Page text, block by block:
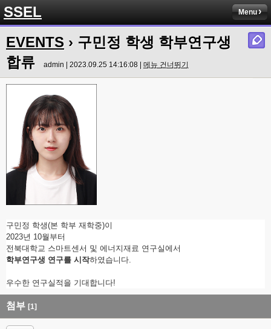
SSEL Menu
EVENTS › 구민정 학생 학부연구생
합류
admin | 2023.09.25 14:16:08 | 메뉴 건너뛰기
구민정 학생(본 학부 재학중)이
2023년 10월부터
전북대학교 스마트센서 및 에너지재료 연구실에서
학부연구생 연구를 시작하였습니다.
우수한 연구실적을 기대합니다!
첨부 [1]